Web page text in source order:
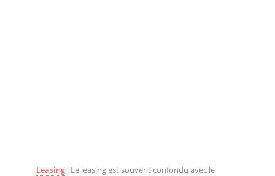
Leasing: Le leasing est souvent confondu avec le